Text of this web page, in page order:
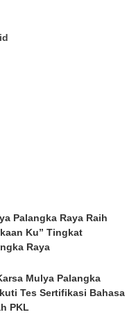
Palangka Raya Raih
Ku” Tingkat
Raya
Mulya Palangka
Tes Sertifikasi Bahasa
PKL